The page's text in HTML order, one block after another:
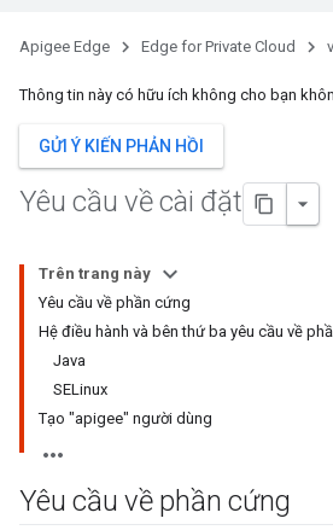
Apigee Edge Edge for Private Cloud
Thông tin này có hữu ích không cho bạn
GỬI Ý KIẾN PHẢN HỒI
Yêu cầu về cài đặt
Trên trang này
Yêu cầu về phần cứng
Hệ điều hành và bên thứ ba yêu cầu về
Java
SELinux
Tạo "apigee" người dùng
Yêu cầu về phần cứng